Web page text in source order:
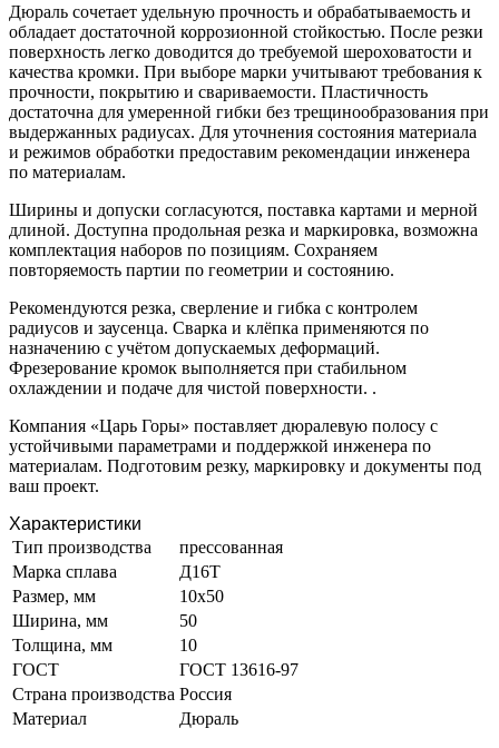
Дюраль сочетает удельную прочность и обрабатываемость и
обладает достаточной коррозионной стойкостью. После резки
поверхность легко доводится до требуемой шероховатости и
качества кромки. При выборе марки учитывают требования к
прочности, покрытию и свариваемости. Пластичность
достаточна для умеренной гибки без трещинообразования при
выдержанных радиусах. Для уточнения состояния материала
и режимов обработки предоставим рекомендации инженера
по материалам.
Ширины и допуски согласуются, поставка картами и мерной
длиной. Доступна продольная резка и маркировка, возможна
комплектация наборов по позициям. Сохраняем
повторяемость партии по геометрии и состоянию.
Рекомендуются резка, сверление и гибка с контролем
радиусов и заусенца. Сварка и клёпка применяются по
назначению с учётом допускаемых деформаций.
Фрезерование кромок выполняется при стабильном
охлаждении и подаче для чистой поверхности. .
Компания «Царь Горы» поставляет дюралевую полосу с
устойчивыми параметрами и поддержкой инженера по
материалам. Подготовим резку, маркировку и документы под
ваш проект.
Характеристики
Тип производства
прессованная
Марка сплава
Д16Т
Размер, мм
10х50
Ширина, мм
50
Толщина, мм
10
ГОСТ
ГОСТ 13616-97
Страна производства Россия
Материал
Дюраль